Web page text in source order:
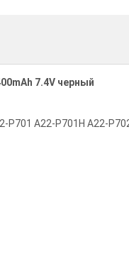
7.4V черный
A22-P701H A22-